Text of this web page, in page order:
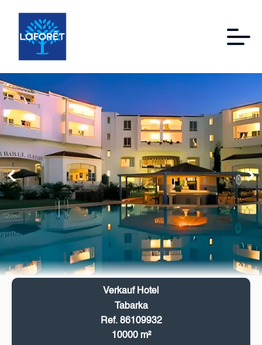
Verkauf Hotel
Tabarka
Ref. 86109932
10000 m²